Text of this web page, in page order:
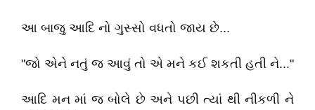
આ બાજુ આદિ નો ગુસ્સો વધતો જાય છે...
"જો એને નતું જ આવું તો એ મને કઈ શકતી હતી ને..."
આદિ મન માં જ બોલે છે અને પછી ત્યાં થી નીકળી ને